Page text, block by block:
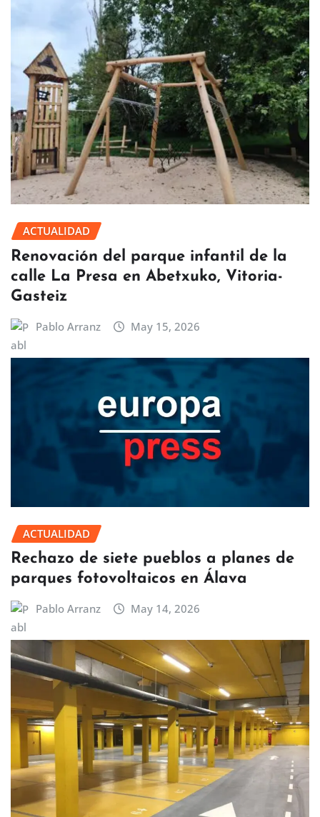
ACTUALIDAD
Renovación del parque infantil de la
calle La Presa en Abetxuko, Vitoria-
Gasteiz
Pablo Arranz May 15, 2026
ACTUALIDAD
Rechazo de siete pueblos a planes de
parques fotovoltaicos en Álava
Pablo Arranz May 14, 2026